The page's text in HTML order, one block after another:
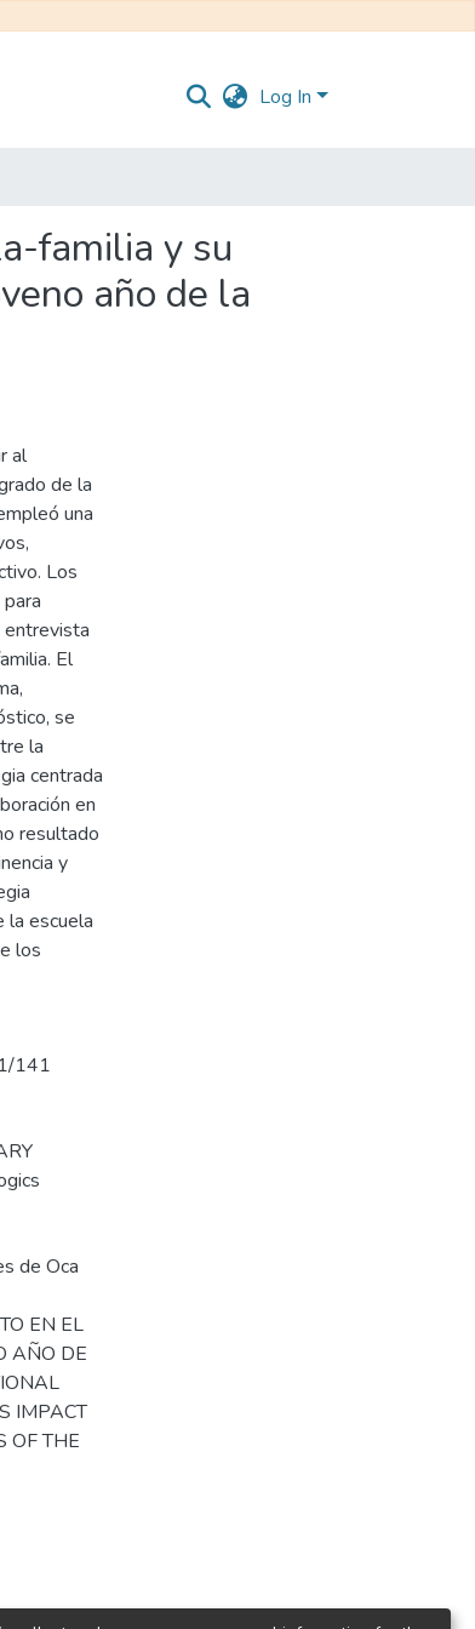
Log In
familia y su
año de la
al
de la
una
Los
entrevista
El
se
la
centrada
en
resultado
y
la escuela
los
141
de Oca
EN EL
AÑO DE
IMPACT
OF THE